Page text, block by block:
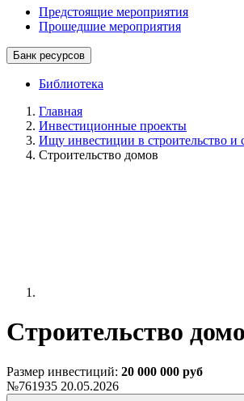
Предстоящие мероприятия
Прошедшие мероприятия
Банк ресурсов
Библиотека
Главная
Инвестиционные проекты
Ищу инвестиции в строительство и
Строительство домов
Строительство
Размер инвестиций: 20 000 000 руб
№761935 20.05.2026